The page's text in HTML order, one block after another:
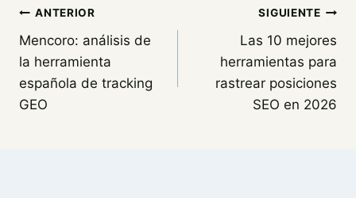
entrada:
Navegación
de
entradas
ANTERIOR
Mencoro: análisis de
la herramienta
española de tracking
GEO
SIGUIENTE
Las 10 mejores
herramientas para
rastrear posiciones
SEO en 2026